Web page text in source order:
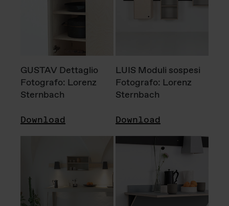
GUSTAV Dettaglio
Fotografo: Lorenz
Sternbach
Download
LUIS Moduli sospesi
Fotografo: Lorenz
Sternbach
Download